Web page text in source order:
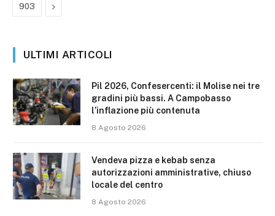
903 Prossimo
ULTIMI ARTICOLI
Pil 2026, Confesercenti: il Molise nei tre
gradini più bassi. A Campobasso
l’inflazione più contenuta
8 Agosto 2026
Vendeva pizza e kebab senza
autorizzazioni amministrative, chiuso
locale del centro
8 Agosto 2026